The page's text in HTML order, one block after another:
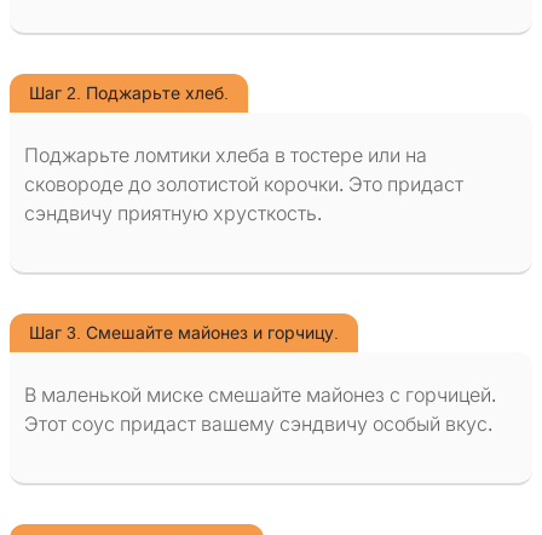
Шаг 2. Поджарьте хлеб.
Поджарьте ломтики хлеба в тостере или на
сковороде до золотистой корочки. Это придаст
сэндвичу приятную хрусткость.
Шаг 3. Смешайте майонез и горчицу.
В маленькой миске смешайте майонез с горчицей.
Этот соус придаст вашему сэндвичу особый вкус.